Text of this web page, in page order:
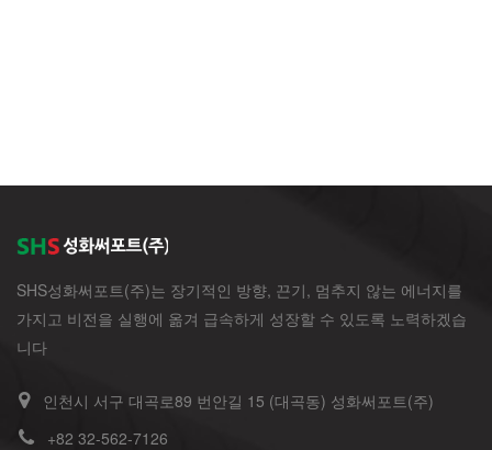
SHS성화써포트(주)는 장기적인 방향, 끈기, 멈추지 않는 에너지를
가지고 비전을 실행에 옮겨 급속하게 성장할 수 있도록 노력하겠습
니다
인천시 서구 대곡로89 번안길 15 (대곡동) 성화써포트(주)
+82 32-562-7126